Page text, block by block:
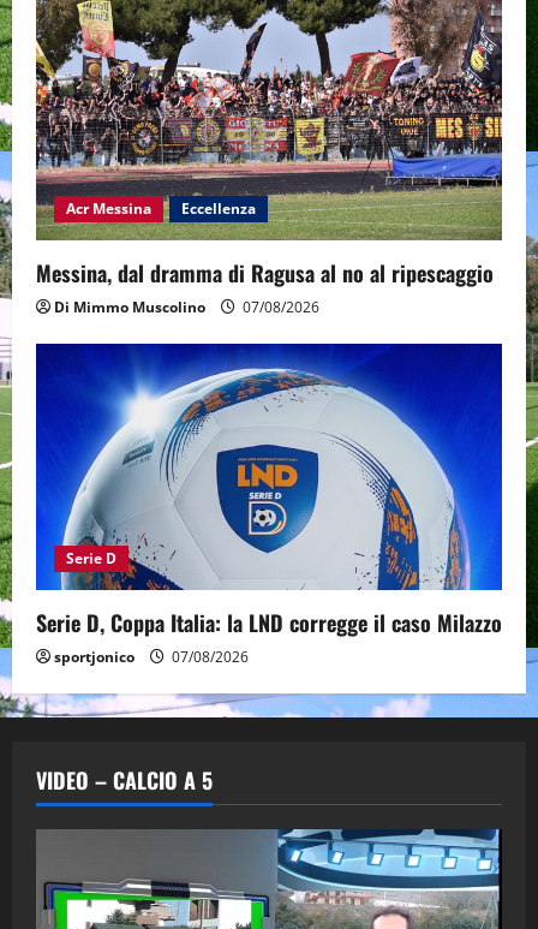
Acr Messina Eccellenza
Messina, dal dramma di Ragusa al no al ripescaggio
Di Mimmo Muscolino 07/08/2026
Serie D
Serie D, Coppa Italia: la LND corregge il caso Milazzo
sportjonico 07/08/2026
VIDEO – CALCIO A 5